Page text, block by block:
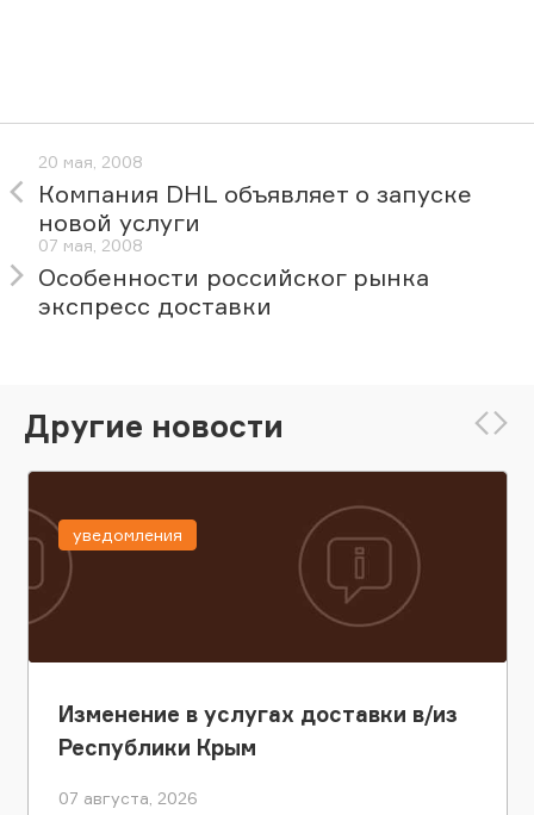
20 мая, 2008
Компания DHL объявляет о запуске
новой услуги
07 мая, 2008
Особенности российског рынка
экспресс доставки
Другие новости
Изменение в услугах доставки в/из
Республики Крым
07 августа, 2026
уведомления